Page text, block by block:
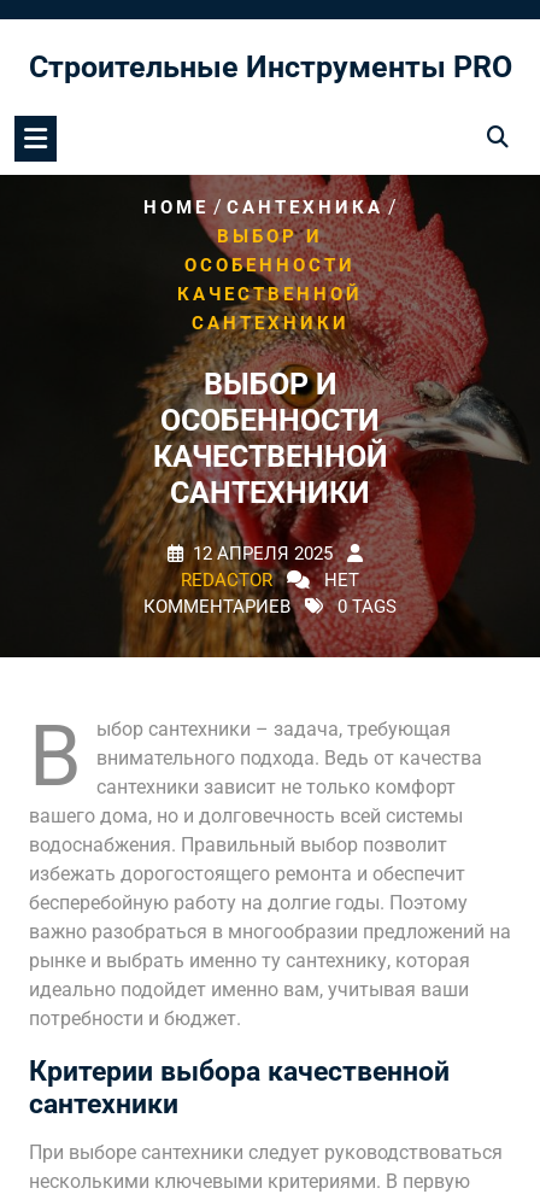
содержимому
Строительные Инструменты PRO
HOME / САНТЕХНИКА/
ВЫБОР И
ОСОБЕННОСТИ
КАЧЕСТВЕННОЙ
САНТЕХНИКИ
ВЫБОР И
ОСОБЕННОСТИ
КАЧЕСТВЕННОЙ
САНТЕХНИКИ
12 АПРЕЛЯ 2025
REDACTOR
НЕТ
КОММЕНТАРИЕВ
0 TAGS
В
ыбор сантехники – задача, требующая
внимательного подхода. Ведь от качества
сантехники зависит не только комфорт
вашего дома, но и долговечность всей системы
водоснабжения. Правильный выбор позволит
избежать дорогостоящего ремонта и обеспечит
бесперебойную работу на долгие годы. Поэтому
важно разобраться в многообразии предложений на
рынке и выбрать именно ту сантехнику, которая
идеально подойдет именно вам, учитывая ваши
потребности и бюджет.
Критерии выбора качественной
сантехники
При выборе сантехники следует руководствоваться
несколькими ключевыми критериями. В первую